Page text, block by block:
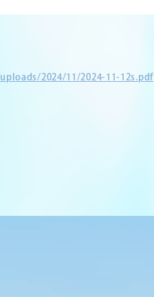
2024/11/2024-11-12s.pdf